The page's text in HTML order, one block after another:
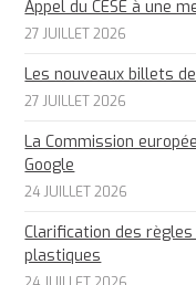
Appel du CESE à une
27 JUILLET 2026
Les nouveaux billets
27 JUILLET 2026
La Commission
Google
24 JUILLET 2026
Clarification des
plastiques